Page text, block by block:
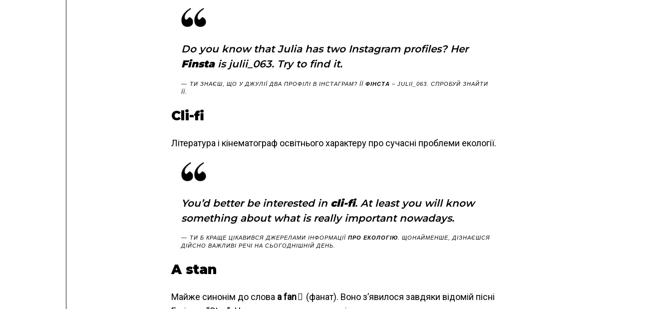
Do you know that Julia has two Instagram profiles? Her
Finstais julii_063. Try to find it.
ТИ ЗНАЄШ, ЩО У ДЖУЛІЇ ДВА ПРОФІЛІ В ІНСТАГРАМ? ЇЇ ФІНСТА – JULII_063. СПРОБУЙ ЗНАЙТИ
ЇЇ.
Cli-fi
Література і кінематограф освітнього характеру про сучасні проблеми екології.
You’d better be interested in cli-fi. At least you will know
something about what is really important nowadays.
ТИ Б КРАЩЕ ЦІКАВИВСЯ ДЖЕРЕЛАМИ ІНФОРМАЦІЇ ПРО ЕКОЛОГІЮ . ЩОНАЙМЕНШЕ, ДІЗНАЄШСЯ
ДІЙСНО ВАЖЛИВІ РЕЧІ НА СЬОГОДНІШНІЙ ДЕНЬ.
A stan
Майже синонім до слова a fan
(фанат). Воно з’явилося завдяки відомій пісні